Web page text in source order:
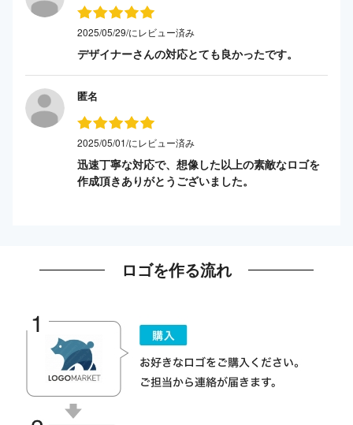
2025/05/29/にレビュー済み
デザイナーさんの対応とても良かったです。
匿名
2025/05/01/にレビュー済み
迅速丁寧な対応で、想像した以上の素敵なロゴを
作成頂きありがとうございました。
ロゴを作る流れ